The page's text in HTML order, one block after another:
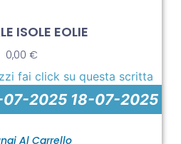
ISOLE EOLIE
0,00 €
fai click su questa scritta
07-2025 18-07-2025
Al Carrello